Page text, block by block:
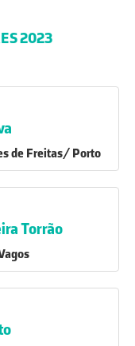
2023
de Freitas/ Porto
Torrão